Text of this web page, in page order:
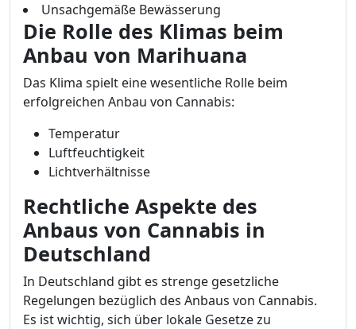
Unsachgemäße Bewässerung
Die Rolle des Klimas beim
Anbau von Marihuana
Das Klima spielt eine wesentliche Rolle beim
erfolgreichen Anbau von Cannabis:
Temperatur
Luftfeuchtigkeit
Lichtverhältnisse
Rechtliche Aspekte des
Anbaus von Cannabis in
Deutschland
In Deutschland gibt es strenge gesetzliche
Regelungen bezüglich des Anbaus von Cannabis.
Es ist wichtig, sich über lokale Gesetze zu